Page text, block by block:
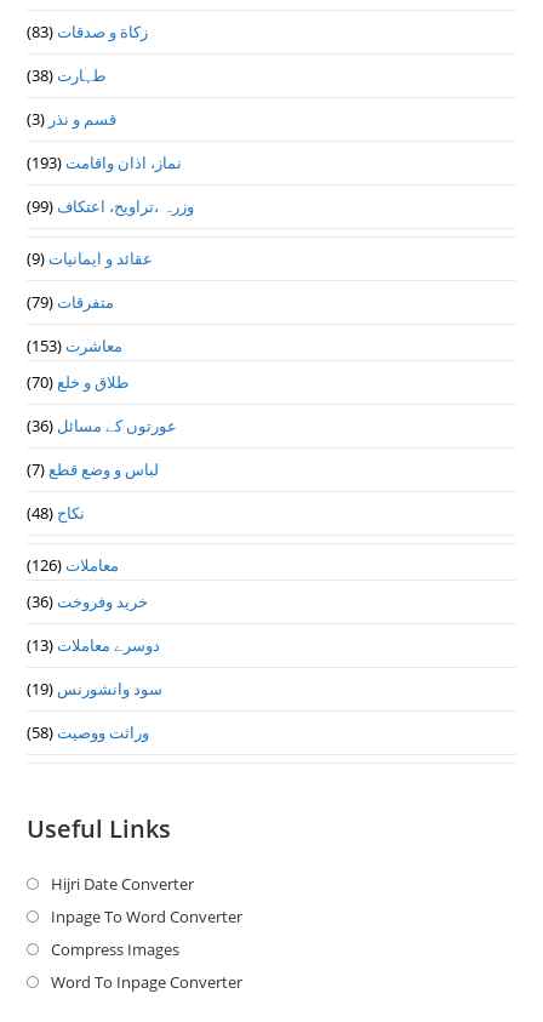
زکاة و صدقات(83)
طہارت(38)
قسم و نذر (3)
نماز، اذان واقامت(193)
وزرہ ،تراويح، اعتكاف(99)
عقائد و ایمانیات(9)
متفرقات(79)
معاشرت(153)
طلاق و خلع(70)
عورتوں کے مسائل (36)
لباس و وضع قطع(7)
نکاح (48)
معاملات(126)
خرید وفروخت(36)
دوسرے معاملات(13)
سود وانشورنس (19)
وراثت ووصيت(58)
Useful Links
Hijri Date ConverterOpens
in
new
Inpage To Word ConverterOpens
a
Compress ImagesOpens
in
Word To Inpage ConverterOpens